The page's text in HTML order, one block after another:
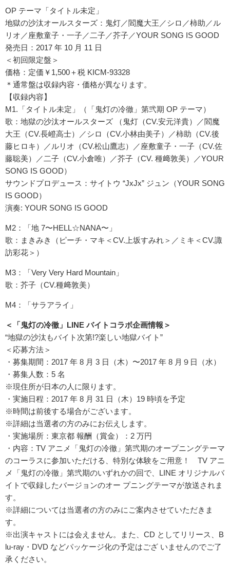
OP テーマ「タイトル未定」
地獄の沙汰オールスターズ：鬼灯／閻魔大王／シロ／柿助／ル
リオ／座敷童子・一子／二子／芥子／YOUR SONG IS GOOD
発売日：2017 年 10 月 11 日
＜初回限定盤＞
価格：定価￥1,500＋税 KICM-93328
＊通常盤は収録内容・価格が異なります。
【収録内容】
M1.「タイトル未定」（「鬼灯の冷徹」第弐期 OP テーマ）
歌：地獄の沙汰オールスターズ （鬼灯（CV.安元洋貴）／閻魔
大王（CV.長嶝高士）／シロ（CV.小林由美子）／柿助（CV.後
藤ヒロキ）／ルリオ（CV.松山鷹志）／座敷童子・一子（CV.佐
藤聡美）／二子（CV.小倉唯）／芥子（CV. 種﨑敦美）／YOUR
SONG IS GOOD）
サウンドプロデュース：サイトウ “JxJx” ジュン（YOUR SONG
IS GOOD）
演奏: YOUR SONG IS GOOD
M2：「地 7〜HELL☆NANA〜」
歌：まきみき（ピーチ・マキ＜CV.上坂すみれ＞／ミキ＜CV.諏
訪彩花＞）
M3：「Very Very Hard Mountain」
歌：芥子（CV.種﨑敦美）
M4：「サラアライ」
＜「鬼灯の冷徹」LINE バイトコラボ企画情報＞
“地獄の沙汰もバイト次第!?楽しい地獄バイト”
＜応募方法＞
・募集期間：2017 年 8 月 3 日（木）〜2017 年 8 月９日（水）
・募集人数：5 名
※現住所が日本の人に限ります。
・実施日程：2017 年 8 月 31 日（木）19 時頃を予定
※時間は前後する場合がございます。
※詳細は当選者の方のみにお伝えします。
・実施場所：東京都 報酬（賞金）：2 万円
・内容：TV アニメ「鬼灯の冷徹」第弐期のオープニングテーマ
のコーラスに参加いただける、特別な体験をご用意！ TV アニ
メ「鬼灯の冷徹」第弐期のいずれかの回で、LINE オリジナルバ
イトで収録したバージョンのオー プニングテーマが放送されま
す。
※詳細については当選者の方のみにご案内させていただきま
す。
※出演キャストには会えません。また、CD としてリリース、B
lu-ray・DVD などパッケージ化の予定はござ いませんのでご了
承ください。